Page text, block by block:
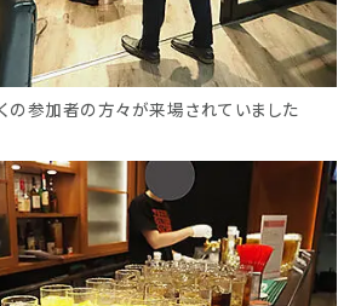
の参加者の方々が来場されていました